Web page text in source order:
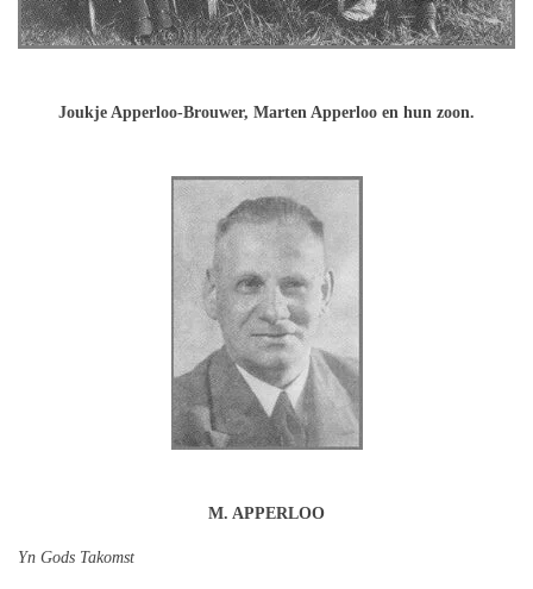
Joukje Apperloo-Brouwer, Marten Apperloo en hun zoon.
M. APPERLOO
Yn Gods Takomst